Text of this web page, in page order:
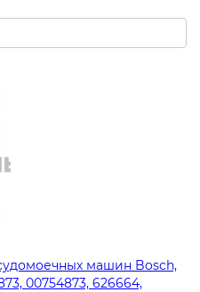
машин Bosch,
00754873, 626664,